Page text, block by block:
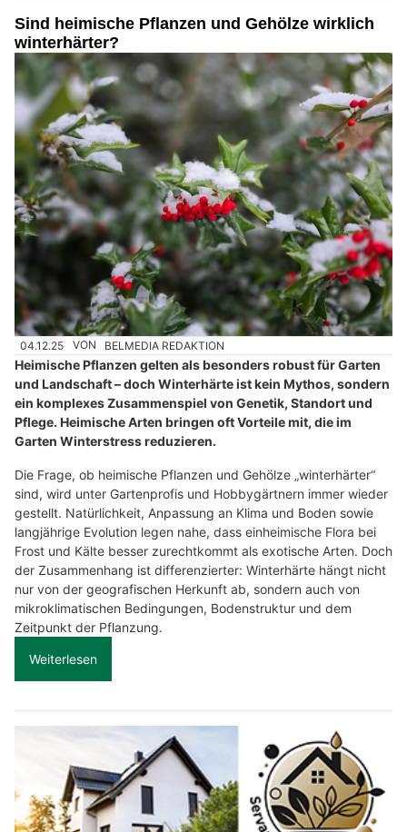
Sind heimische Pflanzen und Gehölze wirklich
winterhärter?
04.12.25 VON BELMEDIA REDAKTION
Heimische Pflanzen gelten als besonders robust für Garten
und Landschaft – doch Winterhärte ist kein Mythos, sondern
ein komplexes Zusammenspiel von Genetik, Standort und
Pflege. Heimische Arten bringen oft Vorteile mit, die im
Garten Winterstress reduzieren.
Die Frage, ob heimische Pflanzen und Gehölze „winterhärter“
sind, wird unter Gartenprofis und Hobbygärtnern immer wieder
gestellt. Natürlichkeit, Anpassung an Klima und Boden sowie
langjährige Evolution legen nahe, dass einheimische Flora bei
Frost und Kälte besser zurechtkommt als exotische Arten. Doch
der Zusammenhang ist differenzierter: Winterhärte hängt nicht
nur von der geografischen Herkunft ab, sondern auch von
mikroklimatischen Bedingungen, Bodenstruktur und dem
Zeitpunkt der Pflanzung.
Weiterlesen